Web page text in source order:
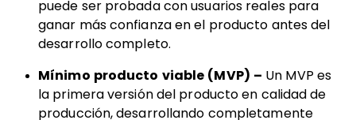
puede ser probada con usuarios reales para
ganar más confianza en el producto antes del
desarrollo completo.
Mínimo producto viable (MVP) – Un MVP es
la primera versión del producto en calidad de
producción, desarrollando completamente